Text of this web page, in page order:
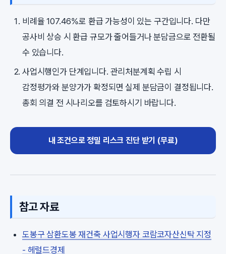
비례율 107.46%로 환급 가능성이 있는 구간입니다. 다만
공사비 상승 시 환급 규모가 줄어들거나 분담금으로 전환될
수 있습니다.
사업시행인가 단계입니다. 관리처분계획 수립 시
감정평가와 분양가가 확정되면 실제 분담금이 결정됩니다.
총회 의결 전 시나리오를 검토하시기 바랍니다.
내 조건으로 정밀 리스크 진단 받기 (무료)
참고 자료
도봉구 삼환도봉 재건축 사업시행자 코람코자산신탁 지정
- 헤럴드경제